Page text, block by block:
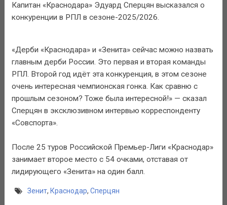
Капитан «Краснодара» Эдуард Сперцян высказался о
конкуренции в РПЛ в сезоне-2025/2026.
«Дерби «Краснодара» и «Зенита» сейчас можно назвать
главным дерби России. Это первая и вторая команды
РПЛ. Второй год идёт эта конкуренция, в этом сезоне
очень интересная чемпионская гонка. Как сравню с
прошлым сезоном? Тоже была интересной!» — сказал
Сперцян в эксклюзивном интервью корреспонденту
«Совспорта».
После 25 туров Российской Премьер-Лиги «Краснодар»
занимает второе место с 54 очками, отставая от
лидирующего «Зенита» на один балл.
Зенит, Краснодар, Сперцян